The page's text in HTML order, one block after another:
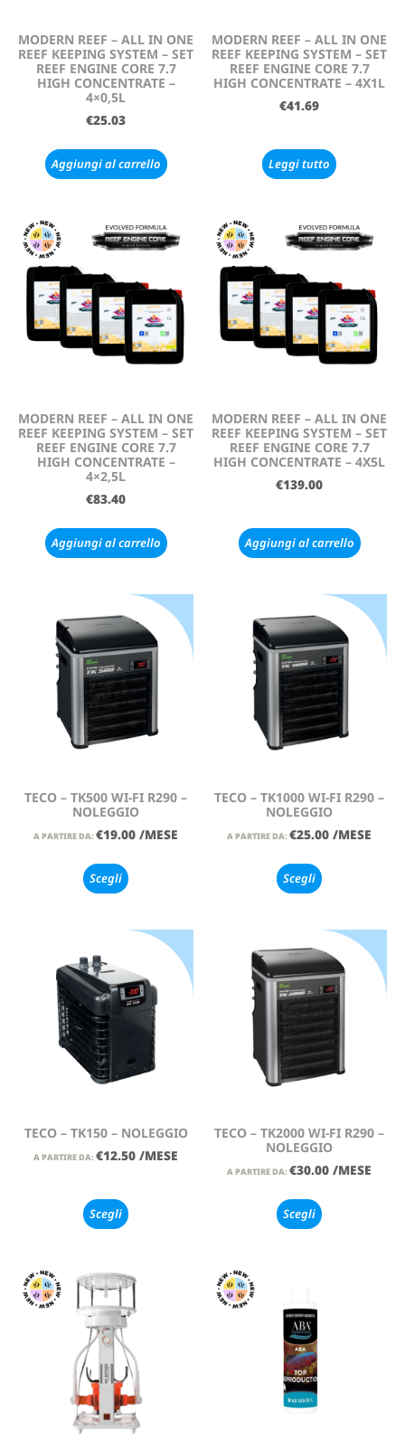
MODERN REEF – ALL IN ONE
REEF KEEPING SYSTEM – SET
REEF ENGINE CORE 7.7
HIGH CONCENTRATE –
4×0,5L
€25.03
Aggiungi al carrello
MODERN REEF – ALL IN ONE
REEF KEEPING SYSTEM – SET
REEF ENGINE CORE 7.7
HIGH CONCENTRATE – 4X1L
€41.69
Leggi tutto
MODERN REEF – ALL IN ONE
REEF KEEPING SYSTEM – SET
REEF ENGINE CORE 7.7
HIGH CONCENTRATE –
4×2,5L
€83.40
Aggiungi al carrello
MODERN REEF – ALL IN ONE
REEF KEEPING SYSTEM – SET
REEF ENGINE CORE 7.7
HIGH CONCENTRATE – 4X5L
€139.00
Aggiungi al carrello
TECO – TK500 WI-FI R290 –
NOLEGGIO
A PARTIRE DA: €19.00 /MESE
Scegli
TECO – TK1000 WI-FI R290 –
NOLEGGIO
A PARTIRE DA: €25.00 /MESE
Scegli
TECO – TK150 – NOLEGGIO
A PARTIRE DA: €12.50 /MESE
Scegli
TECO – TK2000 WI-FI R290 –
NOLEGGIO
A PARTIRE DA: €30.00 /MESE
Scegli